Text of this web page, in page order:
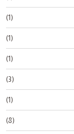
(1)
(1)
(1)
(3)
(1)
(8)